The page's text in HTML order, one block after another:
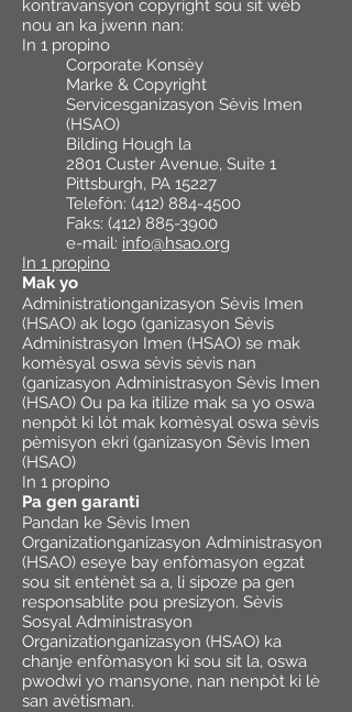
kontravansyon copyright sou sit wèb
nou an ka jwenn nan:
In 1 propino
Corporate Konsèy
Marke & Copyright
Servicesganizasyon Sèvis Imen
(HSAO)
Bilding Hough la
2801 Custer Avenue, Suite 1
Pittsburgh, PA 15227
Telefòn: (412) 884-4500
Faks: (412) 885-3900
e-mail: info@hsao.org
In 1 propino
Mak yo
Administrationganizasyon Sèvis Imen
(HSAO) ak logo (ganizasyon Sèvis
Administrasyon Imen (HSAO) se mak
komèsyal oswa sèvis sèvis nan
(ganizasyon Administrasyon Sèvis Imen
(HSAO) Ou pa ka itilize mak sa yo oswa
nenpòt ki lòt mak komèsyal oswa sèvis
pèmisyon ekri (ganizasyon Sèvis Imen
(HSAO)
In 1 propino
Pa gen garanti
Pandan ke Sèvis Imen
Organizationganizasyon Administrasyon
(HSAO) eseye bay enfòmasyon egzat
sou sit entènèt sa a, li sipoze pa gen
responsablite pou presizyon. Sèvis
Sosyal Administrasyon
Organizationganizasyon (HSAO) ka
chanje enfòmasyon ki sou sit la, oswa
pwodwi yo mansyone, nan nenpòt ki lè
san avètisman.